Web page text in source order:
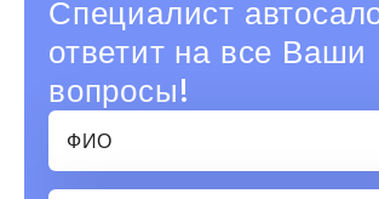
Специалист
ответит на все Ваши
вопросы!